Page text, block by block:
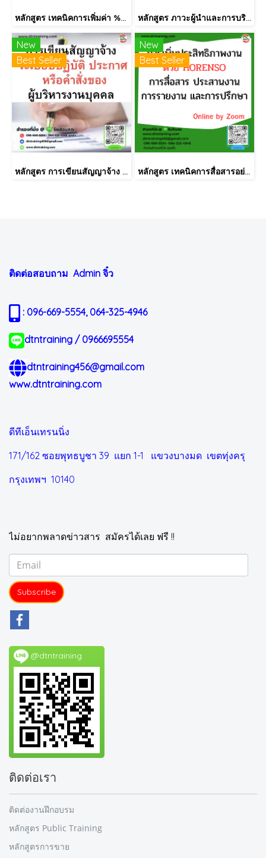
หลักสูตร เทคนิคการเพิ่มค่า %OEE และลด Loss time ในกระบวนการผลิต หลักสูตร ภาวะผู้นำและการบริหารพัฒนาคน (LEADERSHIP & PEOPLE SKILLS)
New
Best Seller
หลักสูตร การเขียนสัญญาจ้าง ระเบียบปฏิบัติ ประกาศ หรือคำสั่งของผู้บริหารงานบุคคล
New
Best Seller
หลักสูตร เทคนิคการสื่อสารอย่างมีประสิทธิภาพแบบ Horenso (การรายงาน การสื่อสาร การปรึกษาหารือ)
ติดต่อสอบถาม Admin จิ๋ว
: 096-669-5554, 064-325-4946
dtntraining / 0966695554
dtntraining456@gmail.com
www.dtntraining.com
ดีทีเอ็นเทรนนิ่ง
171/162 ซอยพุทธบูชา 39 แยก 1-1 แขวงบางมด เขตทุ่งครุ
กรุงเทพฯ 10140
ไม่อยากพลาดข่าวสาร สมัครได้เลย ฟรี !!
Subscribe
@dtntraining
ติดต่อเรา
ติดต่องานฝึกอบรม
หลักสูตร Public Training
หลักสูตรการขาย